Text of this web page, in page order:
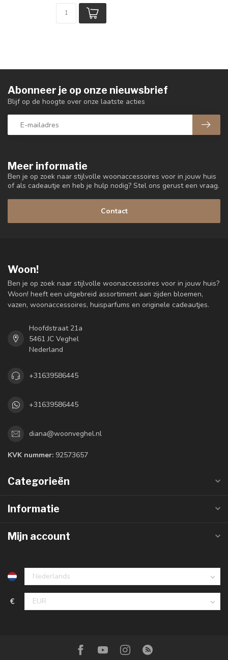
Meer informatie
Ben je op zoek naar stijlvolle woonaccessoires voor in jouw huis
of als cadeautje en heb je hulp nodig? Stel ons gerust een vraag.
Contact
Abonneer je op onze nieuwsbrief
Blijf op de hoogte over onze laatste acties
Woon!
Ben je op zoek naar stijlvolle woonaccessoires voor in jouw huis?
Woon! heeft een uitgebreid assortiment aan zijden bloemen,
vazen, woonaccessoires, huisparfums en originele cadeautjes.
Hoofdstraat 21a
5461 JC Veghel
Nederland
+31639586445
+31639586445
diana@woonveghel.nl
KVK nummer: 92573657
Categorieën
Informatie
Mijn account
€